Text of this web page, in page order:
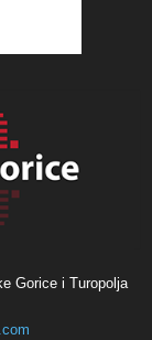
Gorice i Turopolja